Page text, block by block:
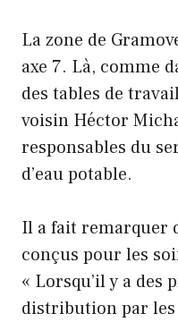
La zone de
axe 7. Là, comme
des tables de
voisin Héctor
responsables du
d’eau potable.
Il a fait remarquer
conçus pour les
« Lorsqu’il y a des
distribution par